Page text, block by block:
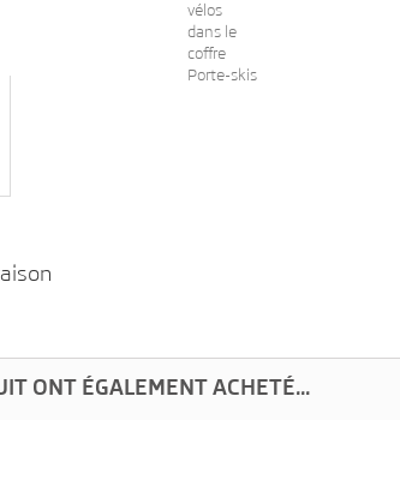
vélos
dans le
coffre
Porte-skis
ONT ÉGALEMENT ACHETÉ...